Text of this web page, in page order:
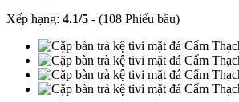
Xếp hạng: 4.1/5 - (108 Phiếu bầu)